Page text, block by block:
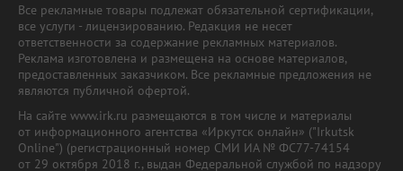
Все рекламные товары подлежат обязательной сертификации,
все услуги - лицензированию. Редакция не несет
ответственности за содержание рекламных материалов.
Реклама изготовлена и размещена на основе материалов,
предоставленных заказчиком. Все рекламные предложения не
являются публичной офертой.
На сайте www.irk.ru размещаются в том числе и материалы
от информационного агентства «Иркутск онлайн» ("Irkutsk
Online") (регистрационный номер СМИ ИА № ФС77-74154
от 29 октября 2018 г., выдан Федеральной службой по надзору